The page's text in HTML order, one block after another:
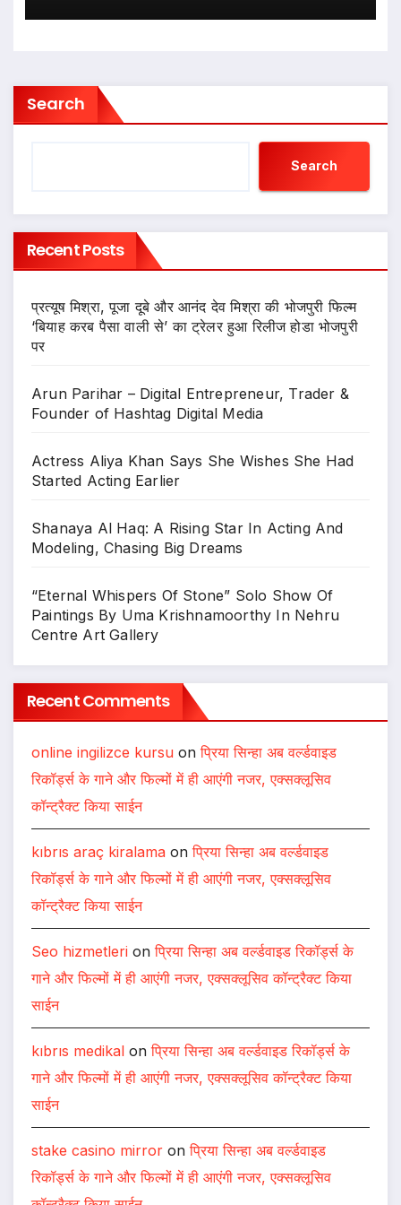
Search
Search
Recent Posts
प्रत्यूष मिश्रा, पूजा दूबे और आनंद देव मिश्रा की भोजपुरी फिल्म
‘बियाह करब पैसा वाली से’ का ट्रेलर हुआ रिलीज होडा भोजपुरी
पर
Arun Parihar – Digital Entrepreneur, Trader &
Founder of Hashtag Digital Media
Actress Aliya Khan Says She Wishes She Had
Started Acting Earlier
Shanaya Al Haq: A Rising Star In Acting And
Modeling, Chasing Big Dreams
“Eternal Whispers Of Stone” Solo Show Of
Paintings By Uma Krishnamoorthy In Nehru
Centre Art Gallery
Recent Comments
online ingilizce kursu onप्रिया सिन्हा अब वर्ल्डवाइड
रिकॉर्ड्स के गाने और फिल्मों में ही आएंगी नजर, एक्सक्लूसिव
कॉन्ट्रैक्ट किया साईन
kıbrıs araç kiralama onप्रिया सिन्हा अब वर्ल्डवाइड
रिकॉर्ड्स के गाने और फिल्मों में ही आएंगी नजर, एक्सक्लूसिव
कॉन्ट्रैक्ट किया साईन
Seo hizmetleri onप्रिया सिन्हा अब वर्ल्डवाइड रिकॉर्ड्स के
गाने और फिल्मों में ही आएंगी नजर, एक्सक्लूसिव कॉन्ट्रैक्ट किया
साईन
kıbrıs medikal onप्रिया सिन्हा अब वर्ल्डवाइड रिकॉर्ड्स के
गाने और फिल्मों में ही आएंगी नजर, एक्सक्लूसिव कॉन्ट्रैक्ट किया
साईन
stake casino mirror onप्रिया सिन्हा अब वर्ल्डवाइड
रिकॉर्ड्स के गाने और फिल्मों में ही आएंगी नजर, एक्सक्लूसिव